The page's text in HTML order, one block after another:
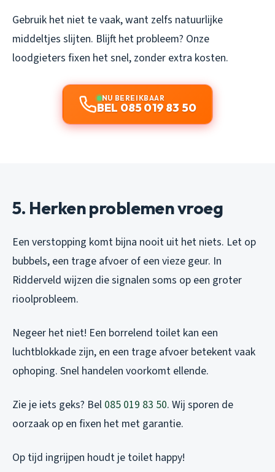
Gebruik het niet te vaak, want zelfs natuurlijke
middeltjes slijten. Blijft het probleem? Onze
loodgieters fixen het snel, zonder extra kosten.
NU BEREIKBAAR
BEL 085 019 83 50
5. Herken problemen vroeg
Een verstopping komt bijna nooit uit het niets. Let op
bubbels, een trage afvoer of een vieze geur. In
Ridderveld wijzen die signalen soms op een groter
rioolprobleem.
Negeer het niet! Een borrelend toilet kan een
luchtblokkade zijn, en een trage afvoer betekent vaak
ophoping. Snel handelen voorkomt ellende.
Zie je iets geks? Bel 085 019 83 50. Wij sporen de
oorzaak op en fixen het met garantie.
Op tijd ingrijpen houdt je toilet happy!